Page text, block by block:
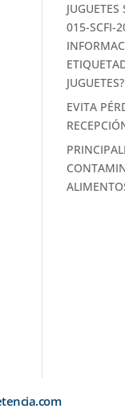
015-SCFI-
JUGUETES?
EVITA